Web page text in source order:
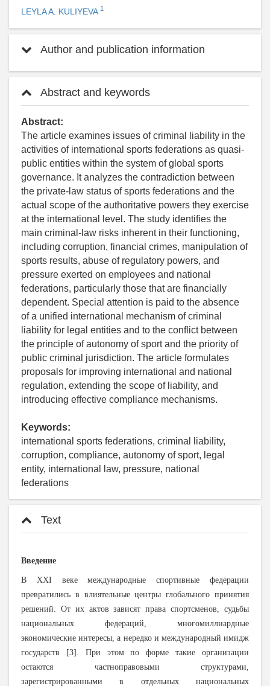
LEYLA A. KULIYEVA 1
Author and publication information
Abstract and keywords
Abstract:
The article examines issues of criminal liability in the
activities of international sports federations as quasi-
public entities within the system of global sports
governance. It analyzes the contradiction between
the private-law status of sports federations and the
actual scope of the authoritative powers they exercise
at the international level. The study identifies the
main criminal-law risks inherent in their functioning,
including corruption, financial crimes, manipulation of
sports results, abuse of regulatory powers, and
pressure exerted on employees and national
federations, particularly those that are financially
dependent. Special attention is paid to the absence
of a unified international mechanism of criminal
liability for legal entities and to the conflict between
the principle of autonomy of sport and the priority of
public criminal jurisdiction. The article formulates
proposals for improving international and national
regulation, extending the scope of liability, and
introducing effective compliance mechanisms.
Keywords:
international sports federations, criminal liability,
corruption, compliance, autonomy of sport, legal
entity, international law, pressure, national
federations
Text
Введение
В XXI веке международные спортивные федерации
превратились в влиятельные центры глобального принятия
решений. От их актов зависят права спортсменов, судьбы
национальных федераций, многомиллиардные
экономические интересы, а нередко и международный имидж
государств
[3]. При этом по форме такие организации
остаются частноправовыми структурами,
зарегистрированными в отдельных национальных